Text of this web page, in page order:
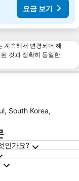
요금 보기
계속해서 변경되어 해
것과 정확히 동일한
South Korea,
인가요?